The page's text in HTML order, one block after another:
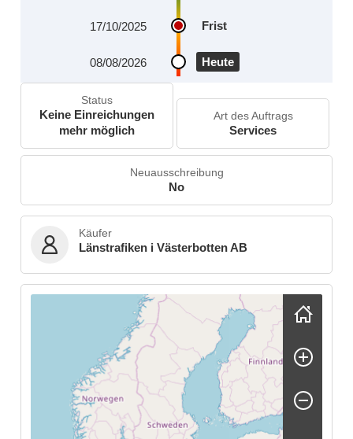
Frist
17/10/2025
Heute
08/08/2026
Status
Keine Einreichungen
mehr möglich
Art des Auftrags
Services
Neuausschreibung
No
Käufer
Länstrafiken i Västerbotten AB
Skip map